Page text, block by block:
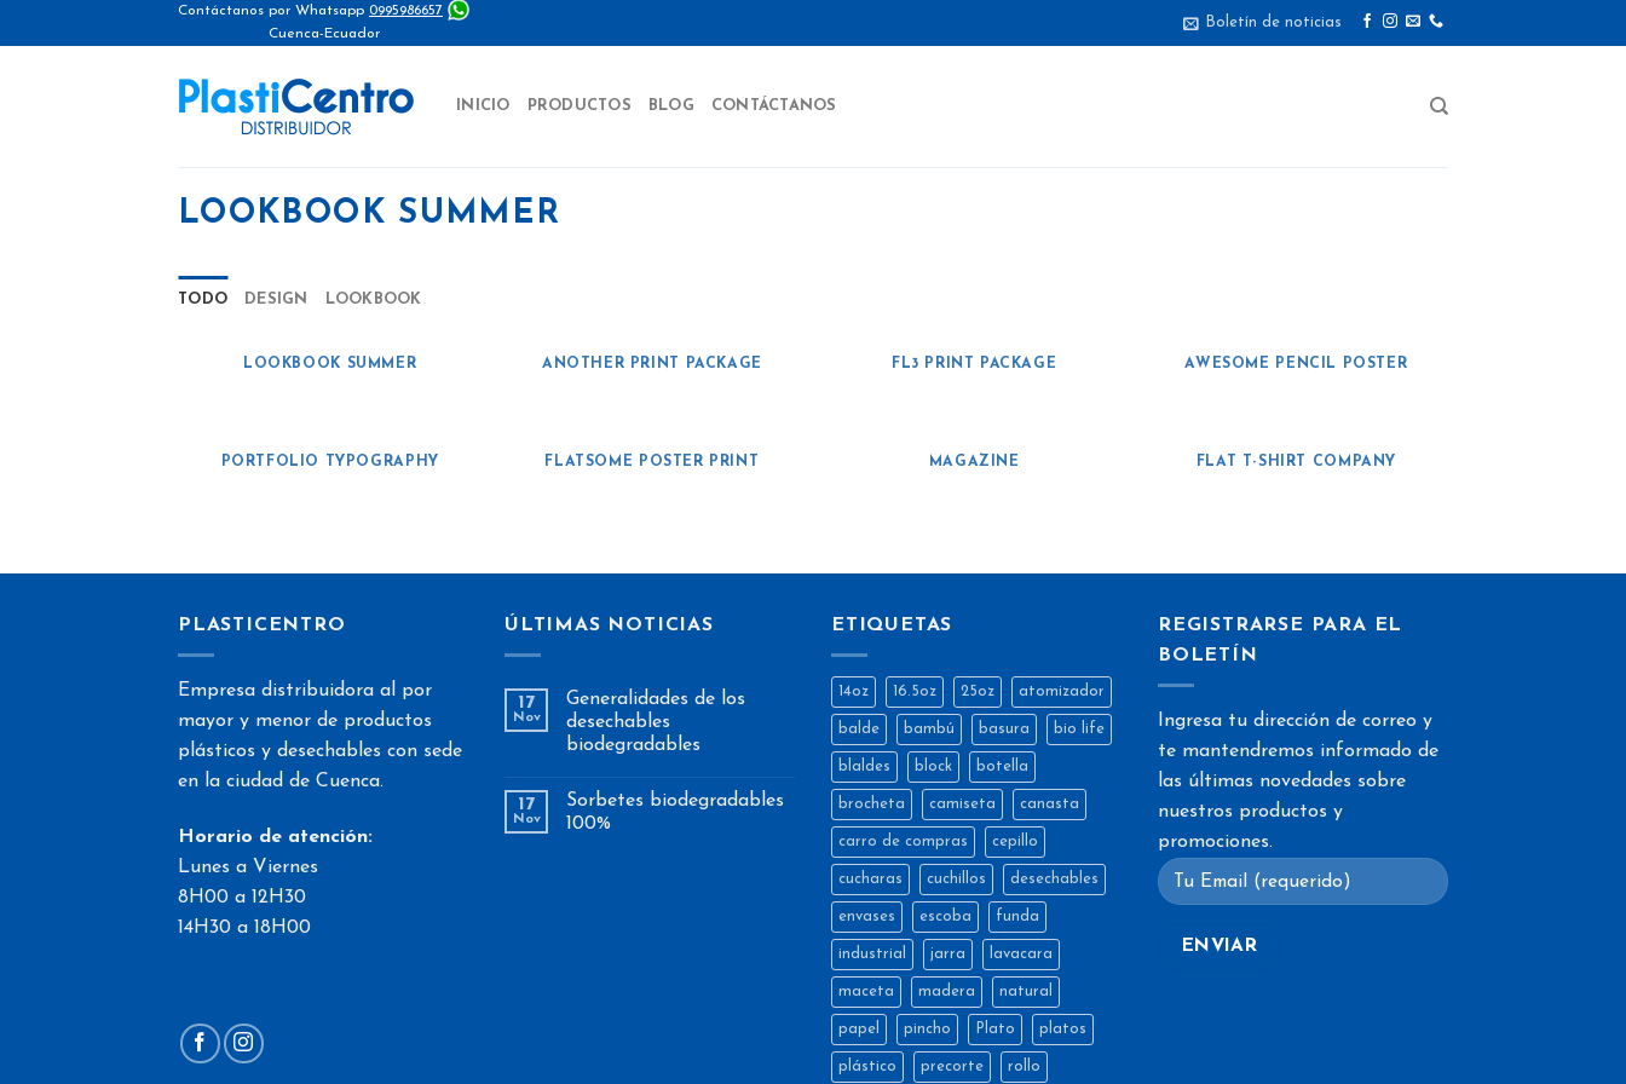
to
Contáctanos por Whatsapp 0995986657
Cuenca-Ecuador
Boletín de noticias
INICIO PRODUCTOS BLOG CONTÁCTANOS
LOOKBOOK SUMMER
TODO DESIGN LOOKBOOK
LOOKBOOK SUMMER ANOTHER PRINT PACKAGE FL3 PRINT PACKAGE AWESOME PENCIL POSTER
PORTFOLIO TYPOGRAPHY FLATSOME POSTER PRINT MAGAZINE FLAT T-SHIRT COMPANY
PLASTICENTRO
Empresa distribuidora al por
mayor y menor de productos
plásticos y desechables con sede
en la ciudad de Cuenca.
Horario de atención:
Lunes a Viernes
8H00 a 12H30
14H30 a 18H00
ÚLTIMAS NOTICIAS
17
Nov
Generalidades de los
desechables
biodegradables
17
Nov
Sorbetes biodegradables
100%
ETIQUETAS
14oz 16.5oz 25oz atomizador
balde bambú basura bio life
blaldes block botella
brocheta camiseta canasta
carro de compras cepillo
cucharas cuchillos desechables
envases escoba funda
industrial jarra lavacara
maceta madera natural
papel pincho Plato platos
plástico precorte rollo
REGISTRARSE PARA EL
BOLETÍN
Ingresa tu dirección de correo y
te mantendremos informado de
las últimas novedades sobre
nuestros productos y
promociones.